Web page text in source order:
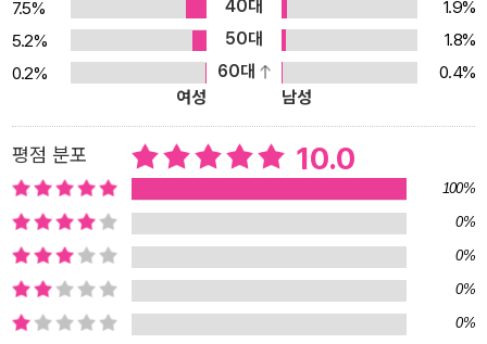
7.5%
40대
1.9%
5.2%
50대
1.8%
0.2%
60대
0.4%
여성
남성
평점 분포 10.0
100%
0%
0%
0%
0%